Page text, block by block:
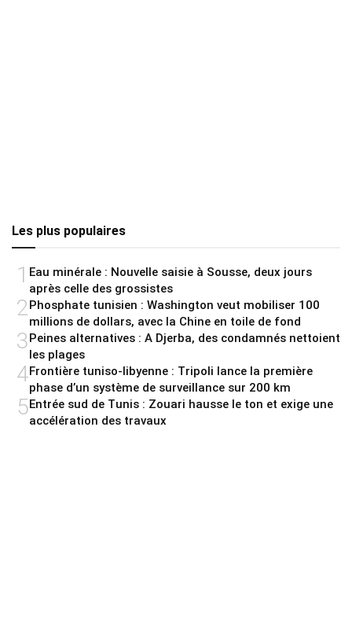
Les plus populaires
1 Eau minérale : Nouvelle saisie à Sousse, deux jours
après celle des grossistes
2Phosphate tunisien : Washington veut mobiliser 100
millions de dollars, avec la Chine en toile de fond
3Peines alternatives : A Djerba, des condamnés nettoient
les plages
4Frontière tuniso-libyenne : Tripoli lance la première
phase d’un système de surveillance sur 200 km
5Entrée sud de Tunis : Zouari hausse le ton et exige une
accélération des travaux